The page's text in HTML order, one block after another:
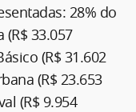
28% do
33.057
(R$ 31.602
(R$ 23.653
(R$ 9.954